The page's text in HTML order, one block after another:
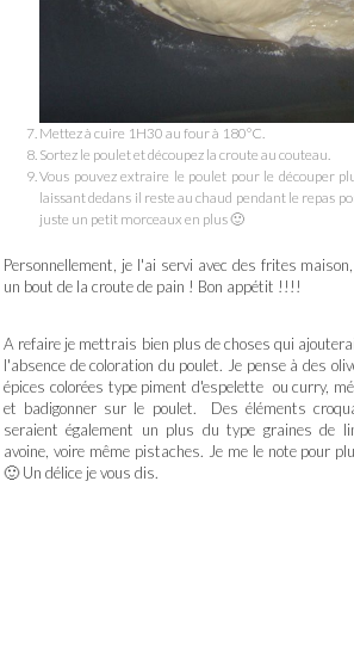
Mettez à cuire 1H30 au four à 180°C.
Sortez le poulet et découpez la croute au couteau.
Vous pouvez extraire le poulet pour le découper
laissant dedans il reste au chaud pendant le repas
juste un petit morceaux en plus 🙂
Personnellement, je l'ai servi avec des frites
un bout de la croute de pain ! Bon appétit !!!!
A refaire je mettrais bien plus de choses qui
l'absence de coloration du poulet. Je pense à des
épices colorées type piment d'espelette ou curry,
et badigonner sur le poulet. Des éléments
seraient également un plus du type graines de
avoine, voire même pistaches. Je me le note pour
🙂 Un délice je vous dis.